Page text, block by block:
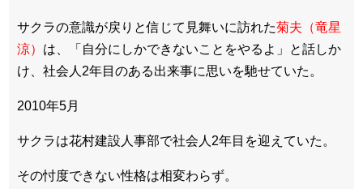
サクラの意識が戻りと信じて見舞いに訪れた菊夫（竜星
涼） は、「自分にしかできないことをやるよ」と話しか
け、社会人2年目のある出来事に思いを馳せていた。
2010年5月
サクラは花村建設人事部で社会人2年目を迎えていた。
その忖度できない性格は相変わらず。